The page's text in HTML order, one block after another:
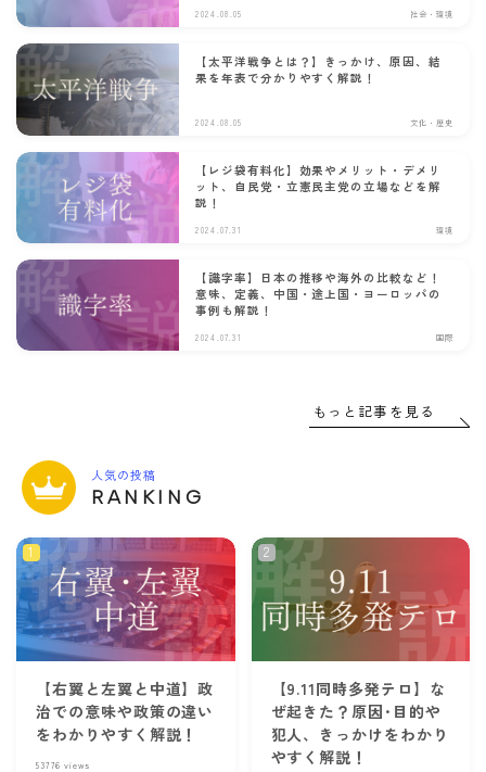
2024.08.05 社会・環境
【太平洋戦争とは？】きっかけ、原因、結
果を年表で分かりやすく解説！
2024.08.05 文化・歴史
【レジ袋有料化】効果やメリット・デメリ
ット、自民党・立憲民主党の立場などを解
説！
2024.07.31 環境
【識字率】日本の推移や海外の比較など！
意味、定義、中国・途上国・ヨーロッパの
事例も解説！
2024.07.31 国際
もっと記事を見る
人気の投稿
RANKING
【右翼と左翼と中道】政
治での意味や政策の違い
をわかりやすく解説！
53776 views
【9.11同時多発テロ】な
ぜ起きた？原因･目的や
犯人、きっかけをわかり
やすく解説！